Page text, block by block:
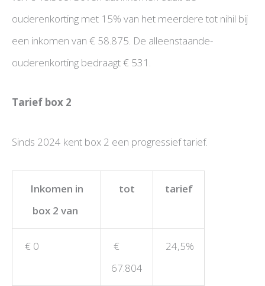
ouderenkorting met 15% van het meerdere tot nihil bij
een inkomen van € 58.875. De alleenstaande-
ouderenkorting bedraagt € 531.
Tarief box 2
Sinds 2024 kent box 2 een progressief tarief.
Inkomen in
box 2 van
tot tarief
€ 0
€
67.804
24,5%